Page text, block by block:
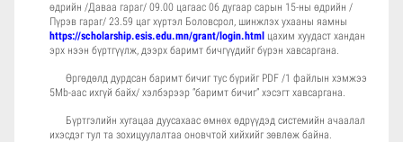
өдрийн /Даваа гараг/ 09.00 цагаас 06 дугаар сарын 15-ны өдрийн /
Пүрэв гараг/ 23.59 цаг хүртэл Боловсрол, шинжлэх ухааны яамны
https://scholarship.esis.edu.mn/grant/login.html цахим хуудаст хандан
эрх нээн бүртгүүлж, дээрх баримт бичгүүдийг бүрэн хавсаргана.
Өргөдөлд дурдсан баримт бичиг тус бүрийг PDF /1 файлын хэмжээ
5Mb-аас ихгүй байх/ хэлбэрээр “баримт бичиг” хэсэгт хавсаргана.
Бүртгэлийн хугацаа дуусахаас өмнөх өдрүүдэд системийн ачаалал
ихэсдэг тул та зохицуулалтаа оновчтой хийхийг зөвлөж байна.